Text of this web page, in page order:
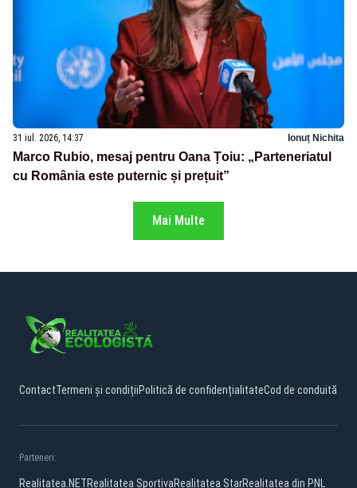
31 iul. 2026, 14:37 Ionuț Nichita
Marco Rubio, mesaj pentru Oana Țoiu: „Parteneriatul
cu România este puternic și prețuit”
Mai Multe
ContactTermeni și condițiiPolitică de confidențialitateCod de conduită
Parteneri:
Realitatea.NETRealitatea SportivaRealitatea StarRealitatea din PNL